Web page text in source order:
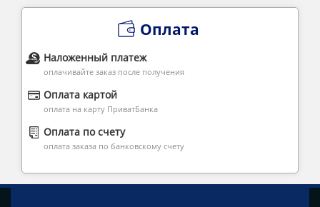
Оплата
Наложенный платеж
оплачивайте заказ после получения
Оплата картой
оплата на карту ПриватБанка
Оплата по счету
оплата заказа по банковскому счету